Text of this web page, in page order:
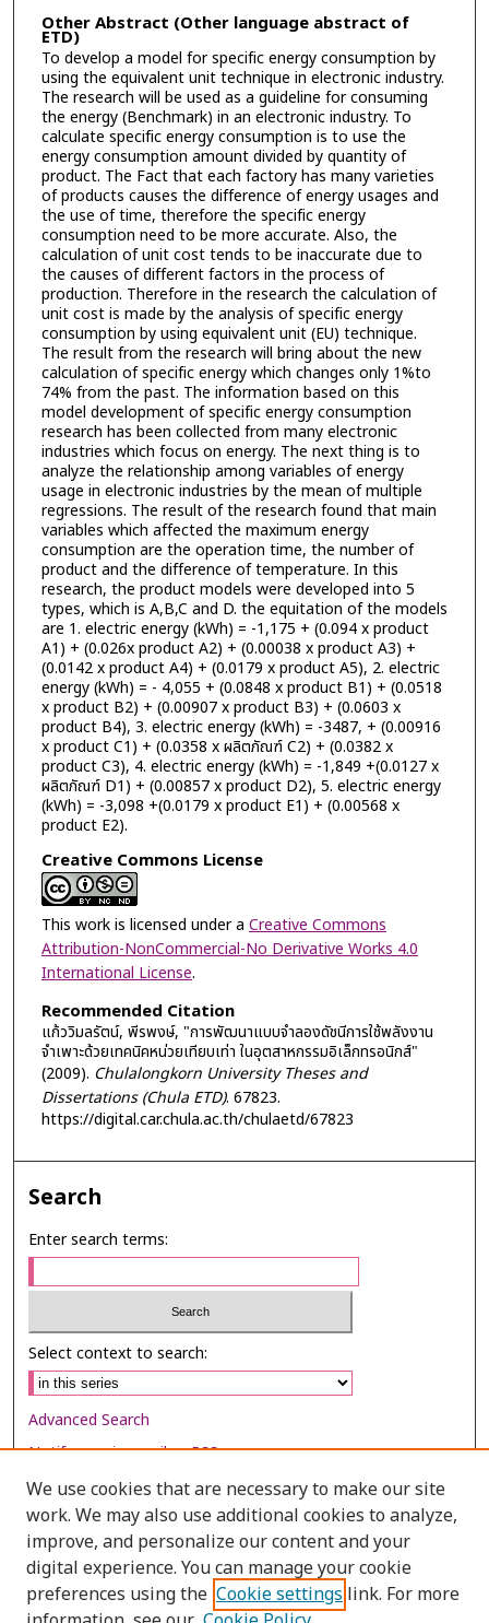
Other Abstract (Other language abstract of
ETD)
To develop a model for specific energy consumption by
using the equivalent unit technique in electronic industry.
The research will be used as a guideline for consuming
the energy (Benchmark) in an electronic industry. To
calculate specific energy consumption is to use the
energy consumption amount divided by quantity of
product. The Fact that each factory has many varieties
of products causes the difference of energy usages and
the use of time, therefore the specific energy
consumption need to be more accurate. Also, the
calculation of unit cost tends to be inaccurate due to
the causes of different factors in the process of
production. Therefore in the research the calculation of
unit cost is made by the analysis of specific energy
consumption by using equivalent unit (EU) technique.
The result from the research will bring about the new
calculation of specific energy which changes only 1%to
74% from the past. The information based on this
model development of specific energy consumption
research has been collected from many electronic
industries which focus on energy. The next thing is to
analyze the relationship among variables of energy
usage in electronic industries by the mean of multiple
regressions. The result of the research found that main
variables which affected the maximum energy
consumption are the operation time, the number of
product and the difference of temperature. In this
research, the product models were developed into 5
types, which is A,B,C and D. the equitation of the models
are 1. electric energy (kWh) = -1,175 + (0.094 x product
A1) + (0.026x product A2) + (0.00038 x product A3) +
(0.0142 x product A4) + (0.0179 x product A5), 2. electric
energy (kWh) = - 4,055 + (0.0848 x product B1) + (0.0518
x product B2) + (0.00907 x product B3) + (0.0603 x
product B4), 3. electric energy (kWh) = -3487, + (0.00916
x product C1) + (0.0358 x ผลิตภัณฑ์ C2) + (0.0382 x
product C3), 4. electric energy (kWh) = -1,849 +(0.0127 x
ผลิตภัณฑ์ D1) + (0.00857 x product D2), 5. electric energy
(kWh) = -3,098 +(0.0179 x product E1) + (0.00568 x
product E2).
Creative Commons License
This work is licensed under a Creative Commons
Attribution-NonCommercial-No Derivative Works 4.0
International License.
Recommended Citation
แก้ววิมลรัตน์, พีรพงษ์, "การพัฒนาแบบจำลองดัชนีการใช้พลังงาน
จำเพาะด้วยเทคนิคหน่วยเทียบเท่า ในอุตสาหกรรมอิเล็กทรอนิกส์"
(2009). Chulalongkorn University Theses and
Dissertations (Chula ETD). 67823.
https://digital.car.chula.ac.th/chulaetd/67823
Search
Enter search terms:
Select context to search:
Advanced Search
Notify me via email orRSS
Browse
Collections
Disciplines
Authors
We use cookies that are necessary to make our site
work. We may also use additional cookies to analyze,
improve, and personalize our content and your
digital experience. You can manage your cookie
preferences using the Cookie settings link. For more